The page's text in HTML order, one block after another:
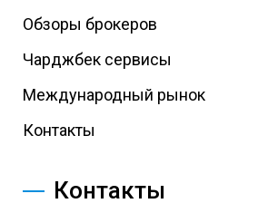
Обзоры брокеров
Чарджбек сервисы
Международный рынок
Контакты
Контакты